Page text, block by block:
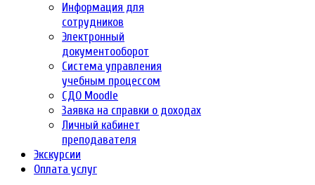
Информация для
сотрудников
Электронный
документооборот
Система управления
учебным процессом
СДО Moodle
Заявка на справки о доходах
Личный кабинет
преподавателя
Экскурсии
Оплата услуг